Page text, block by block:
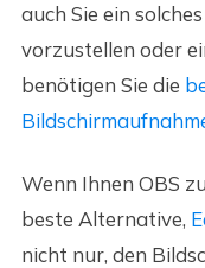
auch Sie ein
vorzustellen oder
benötigen Sie die
Wenn Ihnen OBS
beste Alternative,
nicht nur, den